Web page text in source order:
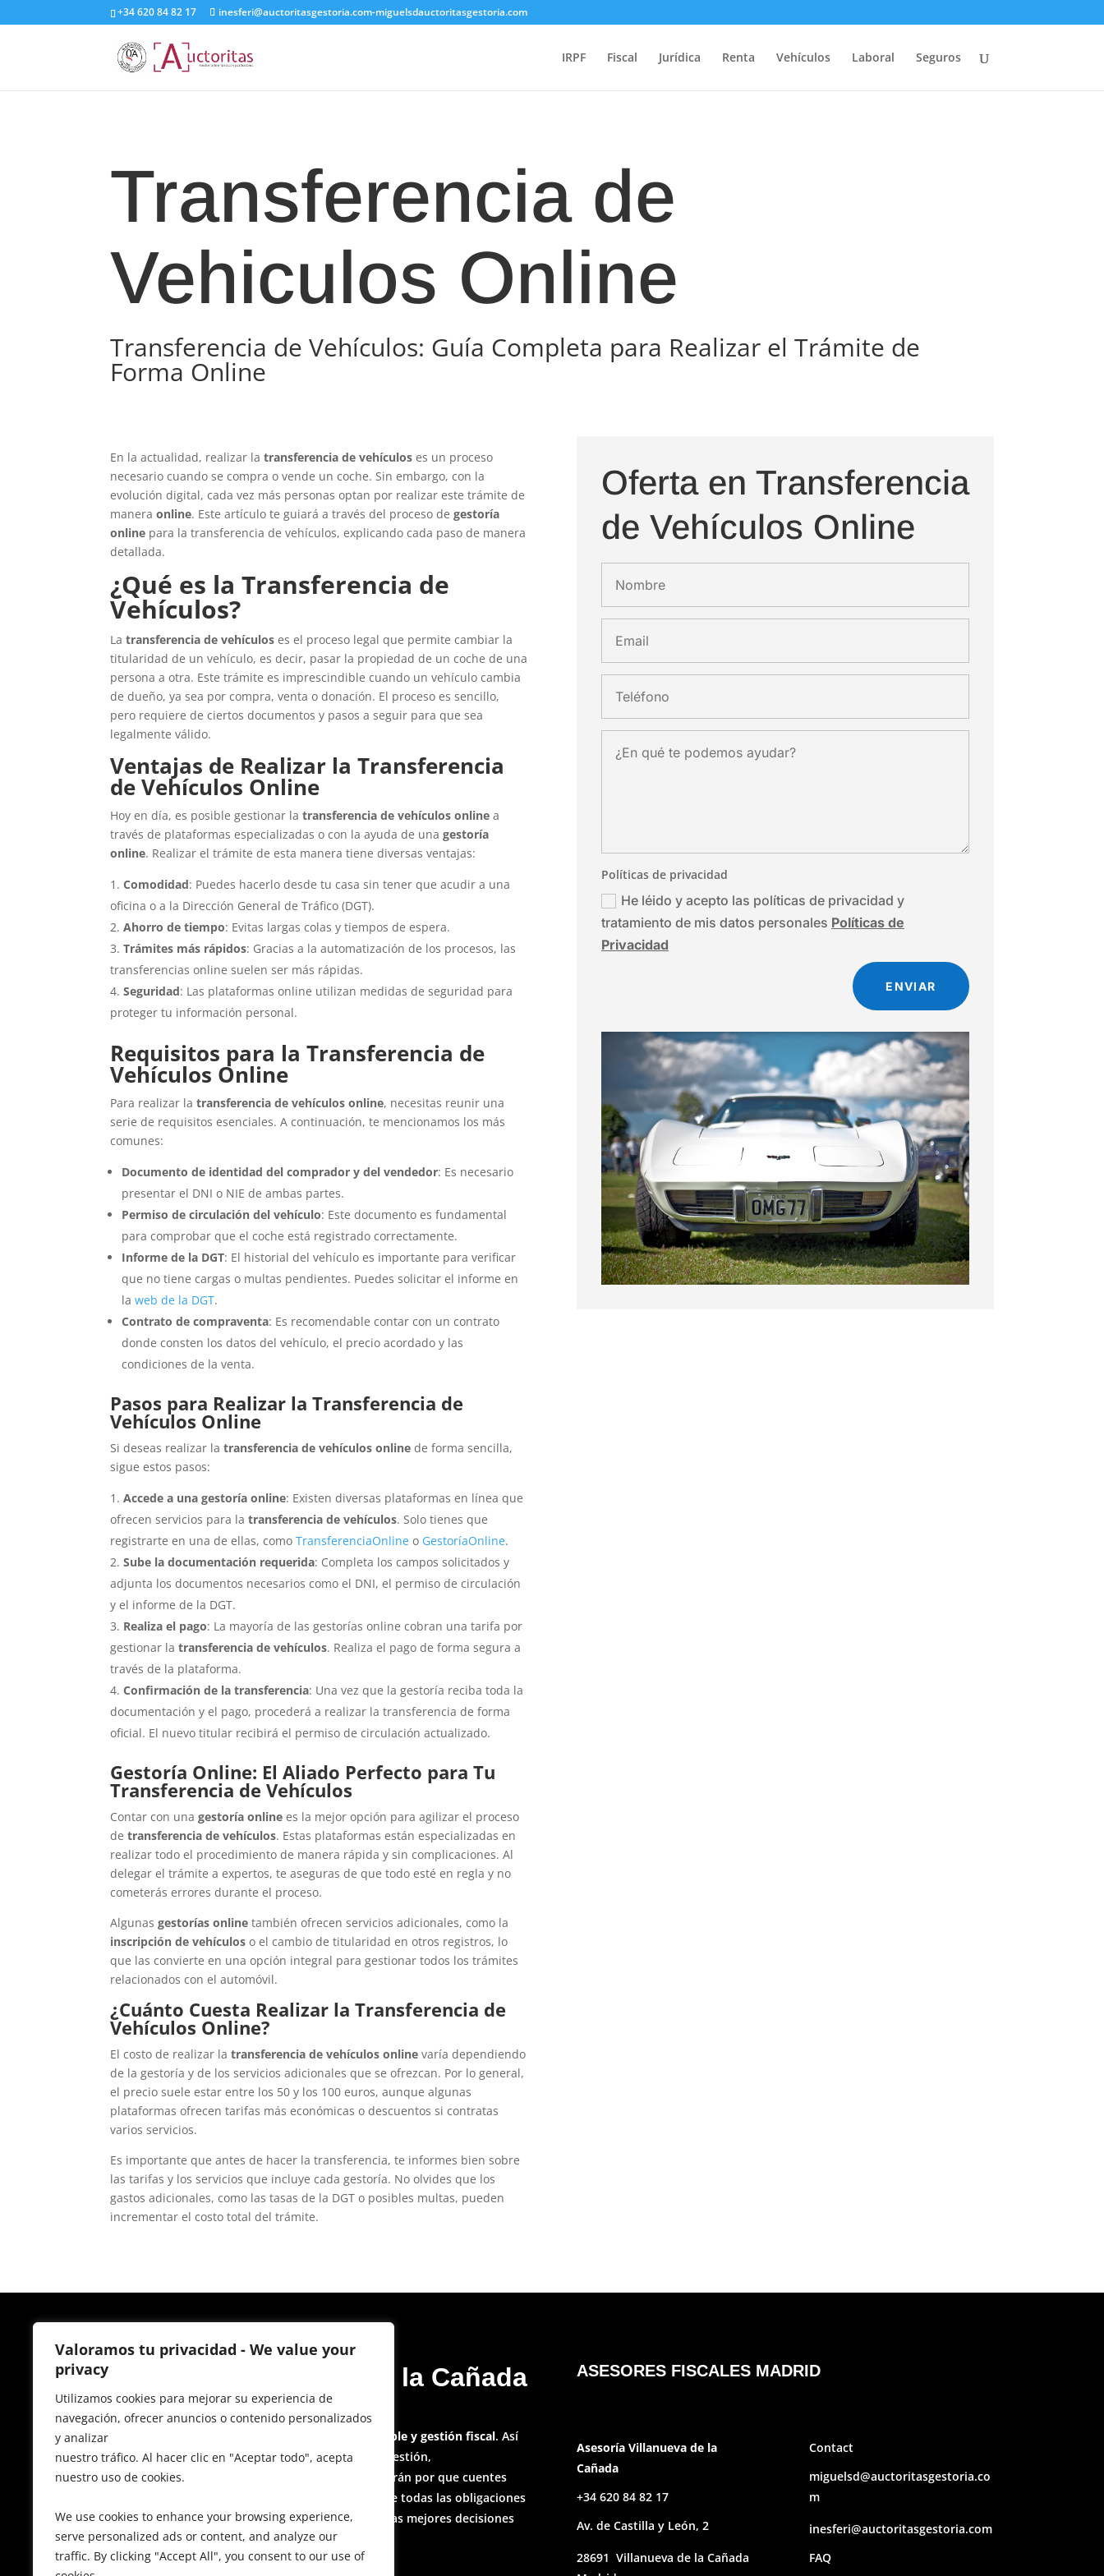
Valoramos tu privacidad - We value your
privacy
Utilizamos cookies para mejorar su experiencia de
navegación, ofrecer anuncios o contenido personalizados
y analizar
nuestro tráfico. Al hacer clic en "Aceptar todo", acepta
nuestro uso de cookies.
We use cookies to enhance your browsing experience,
serve personalized ads or content, and analyze our
traffic. By clicking "Accept All", you consent to our use of
+34 620 84 82 17 inesferi@auctoritasgestoria.com-miguelsdauctoritasgestoria.com
IRPF Fiscal Jurídica Renta Vehículos Laboral Seguros
Transferencia de
Vehiculos Online
Transferencia de Vehículos: Guía Completa para Realizar el Trámite de
Forma Online
En la actualidad, realizar latransferencia de vehículos es un proceso
necesario cuando se compra o vende un coche. Sin embargo, con la
evolución digital, cada vez más personas optan por realizar este trámite de
maneraonline. Este artículo te guiará a través del proceso degestoría
online para la transferencia de vehículos, explicando cada paso de manera
detallada.
¿Qué es la Transferencia de
Vehículos?
Latransferencia de vehículos es el proceso legal que permite cambiar la
titularidad de un vehículo, es decir, pasar la propiedad de un coche de una
persona a otra. Este trámite es imprescindible cuando un vehículo cambia
de dueño, ya sea por compra, venta o donación. El proceso es sencillo,
pero requiere de ciertos documentos y pasos a seguir para que sea
legalmente válido.
Ventajas de Realizar la Transferencia
de Vehículos Online
Hoy en día, es posible gestionar latransferencia de vehículos online a
través de plataformas especializadas o con la ayuda de unagestoría
online. Realizar el trámite de esta manera tiene diversas ventajas:
Comodidad: Puedes hacerlo desde tu casa sin tener que acudir a una
oficina o a la Dirección General de Tráfico (DGT).
Ahorro de tiempo: Evitas largas colas y tiempos de espera.
Trámites más rápidos: Gracias a la automatización de los procesos, las
transferencias online suelen ser más rápidas.
Seguridad: Las plataformas online utilizan medidas de seguridad para
proteger tu información personal.
Requisitos para la Transferencia de
Vehículos Online
Para realizar latransferencia de vehículos online, necesitas reunir una
serie de requisitos esenciales. A continuación, te mencionamos los más
comunes:
Documento de identidad del comprador y del vendedor: Es necesario
presentar el DNI o NIE de ambas partes.
Permiso de circulación del vehículo: Este documento es fundamental
para comprobar que el coche está registrado correctamente.
Informe de la DGT: El historial del vehículo es importante para verificar
que no tiene cargas o multas pendientes. Puedes solicitar el informe en
laweb de la DGT.
Contrato de compraventa: Es recomendable contar con un contrato
donde consten los datos del vehículo, el precio acordado y las
condiciones de la venta.
Pasos para Realizar la Transferencia de
Vehículos Online
Si deseas realizar latransferencia de vehículos online de forma sencilla,
sigue estos pasos:
Accede a una gestoría online: Existen diversas plataformas en línea que
ofrecen servicios para latransferencia de vehículos. Solo tienes que
registrarte en una de ellas, comoTransferenciaOnline o GestoríaOnline.
Sube la documentación requerida: Completa los campos solicitados y
adjunta los documentos necesarios como el DNI, el permiso de circulación
y el informe de la DGT.
Realiza el pago: La mayoría de las gestorías online cobran una tarifa por
gestionar latransferencia de vehículos. Realiza el pago de forma segura a
través de la plataforma.
Confirmación de la transferencia: Una vez que la gestoría reciba toda la
documentación y el pago, procederá a realizar la transferencia de forma
oficial. El nuevo titular recibirá el permiso de circulación actualizado.
Gestoría Online: El Aliado Perfecto para Tu
Transferencia de Vehículos
Contar con unagestoría online es la mejor opción para agilizar el proceso
detransferencia de vehículos. Estas plataformas están especializadas en
realizar todo el procedimiento de manera rápida y sin complicaciones. Al
delegar el trámite a expertos, te aseguras de que todo esté en regla y no
cometerás errores durante el proceso.
Algunasgestorías online también ofrecen servicios adicionales, como la
inscripción de vehículos o el cambio de titularidad en otros registros, lo
que las convierte en una opción integral para gestionar todos los trámites
relacionados con el automóvil.
¿Cuánto Cuesta Realizar la Transferencia de
Vehículos Online?
El costo de realizar latransferencia de vehículos online varía dependiendo
de la gestoría y de los servicios adicionales que se ofrezcan. Por lo general,
el precio suele estar entre los 50 y los 100 euros, aunque algunas
plataformas ofrecen tarifas más económicas o descuentos si contratas
varios servicios.
Es importante que antes de hacer la transferencia, te informes bien sobre
las tarifas y los servicios que incluye cada gestoría. No olvides que los
gastos adicionales, como las tasas de la DGT o posibles multas, pueden
incrementar el costo total del trámite.
Oferta en Transferencia
de Vehículos Online
Políticas de privacidad
He léido y acepto las políticas de privacidad y
tratamiento de mis datos personales Políticas de
Privacidad
ENVIAR
Gestoría Villanueva de la Cañada
xpertos en gestión laboral, gestión contable y gestión fiscal. Así
mismo, nuestros servicios no solo se limitan a la gestión,
nuestrosasesores en Villanueva de la Cañada
velarán por que cuentes
con la información más actualizada y precisa sobre todas las obligaciones
y trámites relativos a tu negocio para que tomes las mejores decisiones
informadas en función de tu actividad.
ASESORES FISCALES MADRID
Asesoría Villanueva de la
Cañada
+34 620 84 82 17
Av. de Castilla y León, 2
28691 Villanueva de la Cañada
Contact
miguelsd@auctoritasgestoria.co
m
inesferi@auctoritasgestoria.com
FAQ